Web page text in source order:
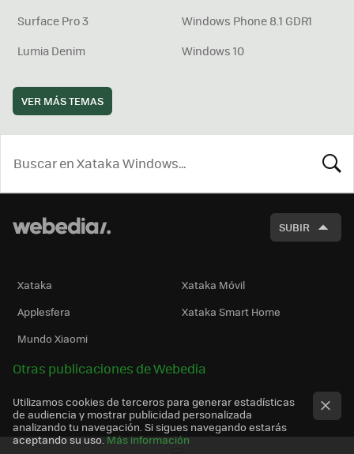
Surface Pro 3
Windows Phone 8.1 GDR1
Lumia Denim
Windows 10
VER MÁS TEMAS
SUBIR
Xataka
Xataka Móvil
Applesfera
Xataka Smart Home
Mundo Xiaomi
Otras publicaciones de Webedia
Utilizamos cookies de terceros para generar estadísticas
de audiencia y mostrar publicidad personalizada
analizando tu navegación. Si sigues navegando estarás
aceptando su uso. Más información